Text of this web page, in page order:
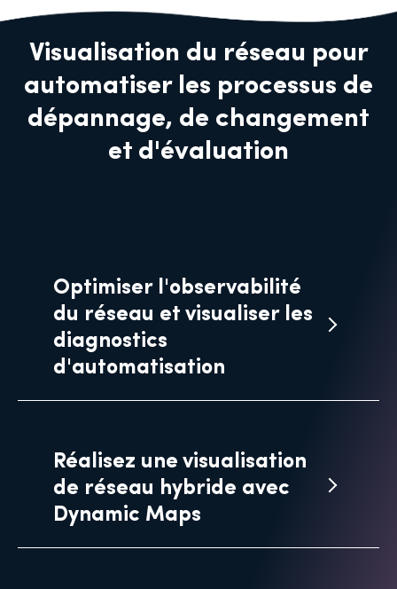
Visualisation du réseau pour
automatiser les processus de
dépannage, de changement
et d'évaluation
Optimiser l'observabilité
du réseau et visualiser les
diagnostics
d'automatisation
Réalisez une visualisation
de réseau hybride avec
Dynamic Maps